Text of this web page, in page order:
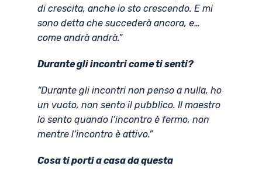
di crescita, anche io sto crescendo. E mi
sono detta che succederà ancora, e…
come andrà andrà.”
Durante gli incontri come ti senti?
“Durante gli incontri non penso a nulla, ho
un vuoto, non sento il pubblico. Il maestro
lo sento quando l’incontro è fermo, non
mentre l’incontro è attivo.”
Cosa ti porti a casa da questa